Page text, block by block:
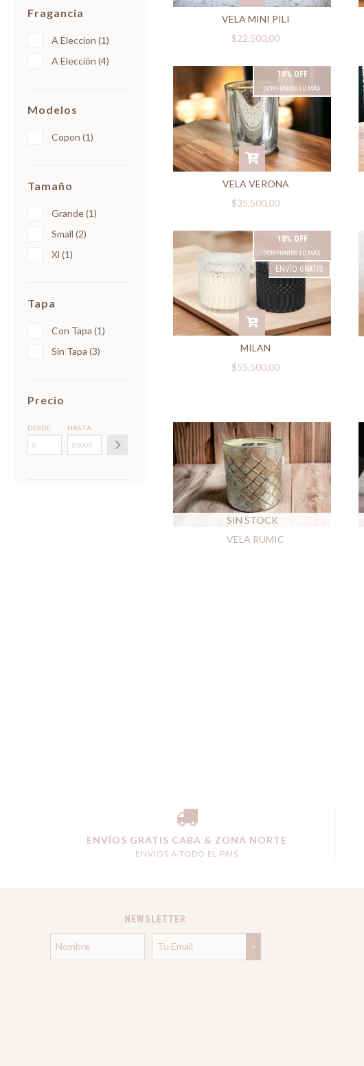
Fragancia
A Eleccion (1)
A Elección (4)
Modelos
Copon (1)
Tamaño
Grande (1)
Small (2)
Xl (1)
Tapa
Con Tapa (1)
Sin Tapa (3)
Precio
DESDE HASTA
VELA MINI PILI
$22.500,00
10% OFF
COMPRANDO 1 O MÁS
VELA VERONA
$35.500,00
10% OFF
COMPRANDO 1 O MÁS
ENVÍO GRATIS
MILAN
$55.500,00
SIN STOCK
VELA RUMIC
ENVÍOS GRATIS CABA & ZONA NORTE
ENVIOS A TODO EL PAIS
NEWSLETTER